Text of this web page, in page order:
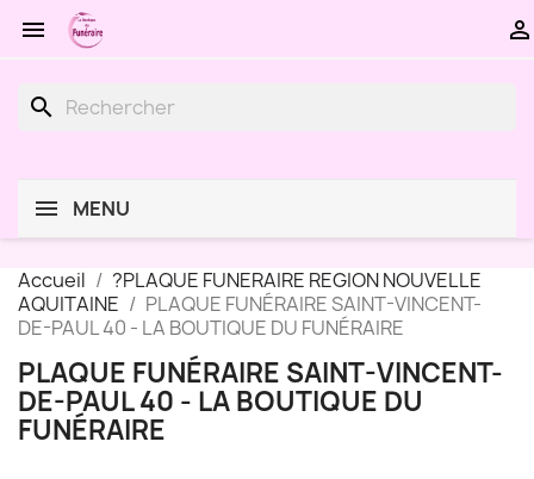
 
search
MENU
Accueil
?PLAQUE FUNERAIRE REGION NOUVELLE
AQUITAINE
PLAQUE FUNÉRAIRE SAINT-VINCENT-
DE-PAUL 40 - LA BOUTIQUE DU FUNÉRAIRE
PLAQUE FUNÉRAIRE SAINT-VINCENT-
DE-PAUL 40 - LA BOUTIQUE DU
FUNÉRAIRE